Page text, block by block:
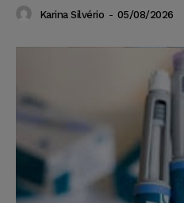
Karina Silvério - 05/08/2026